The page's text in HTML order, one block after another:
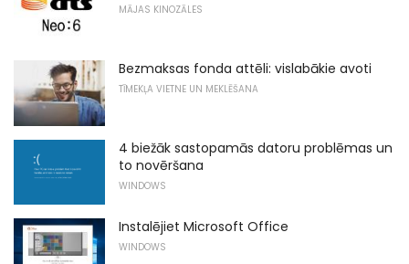
MĀJAS KINOZĀLES
Bezmaksas fonda attēli: vislabākie avoti
TĪMEKĻA VIETNE UN MEKLĒŠANA
4 biežāk sastopamās datoru problēmas un
to novēršana
WINDOWS
Instalējiet Microsoft Office
WINDOWS